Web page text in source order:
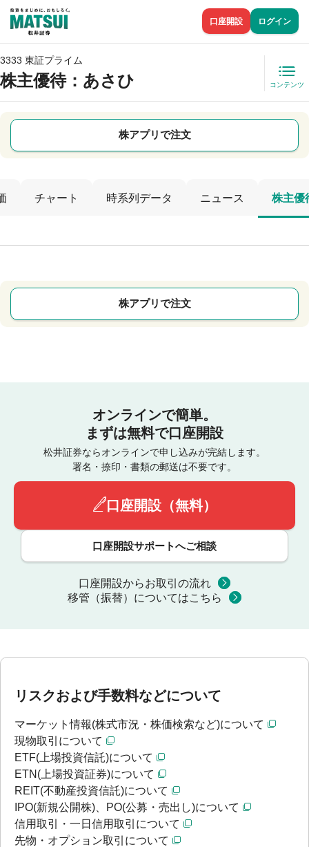
口座開設 ログイン
3333 東証プライム
株主優待：あさひ コンテンツ
株アプリで注文
チャート 時系列データ ニュース 株主優
株アプリで注文
オンラインで簡単。
まずは無料で口座開設
松井証券ならオンラインで申し込みが完結します。
署名・捺印・書類の郵送は不要です。
口座開設（無料）
口座開設サポートへご相談
口座開設からお取引の流れ
移管（振替）についてはこちら
リスクおよび手数料などについて
マーケット情報(株式市況・株価検索など)について
現物取引について
ETF(上場投資信託)について
ETN(上場投資証券)について
REIT(不動産投資信託)について
IPO(新規公開株)、PO(公募・売出し)について
信用取引・一日信用取引について
先物・オプション取引について